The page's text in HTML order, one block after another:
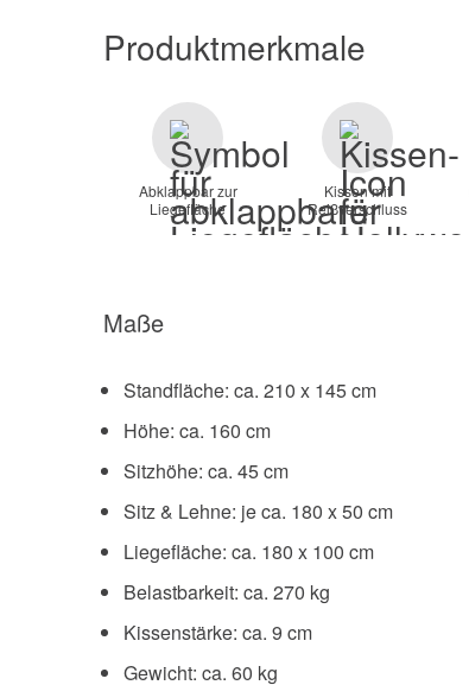
Produktmerkmale
Abklappbar zur
Liegefläche
Kissen mit
Reißverschluss
Maße
Standfläche: ca. 210 x 145 cm
Höhe: ca. 160 cm
Sitzhöhe: ca. 45 cm
Sitz & Lehne: je ca. 180 x 50 cm
Liegefläche: ca. 180 x 100 cm
Belastbarkeit: ca. 270 kg
Kissenstärke: ca. 9 cm
Gewicht: ca. 60 kg